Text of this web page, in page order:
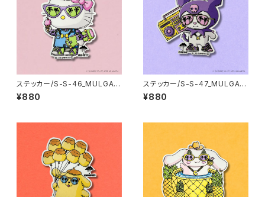
ステッカー/S-S-46_MULGA x
SANRIO CHARACTERS_Hell
o Kitty
¥880
ステッカー/S-S-47_MULGA x
SANRIO CHARACTERS_Kur
omi
¥880